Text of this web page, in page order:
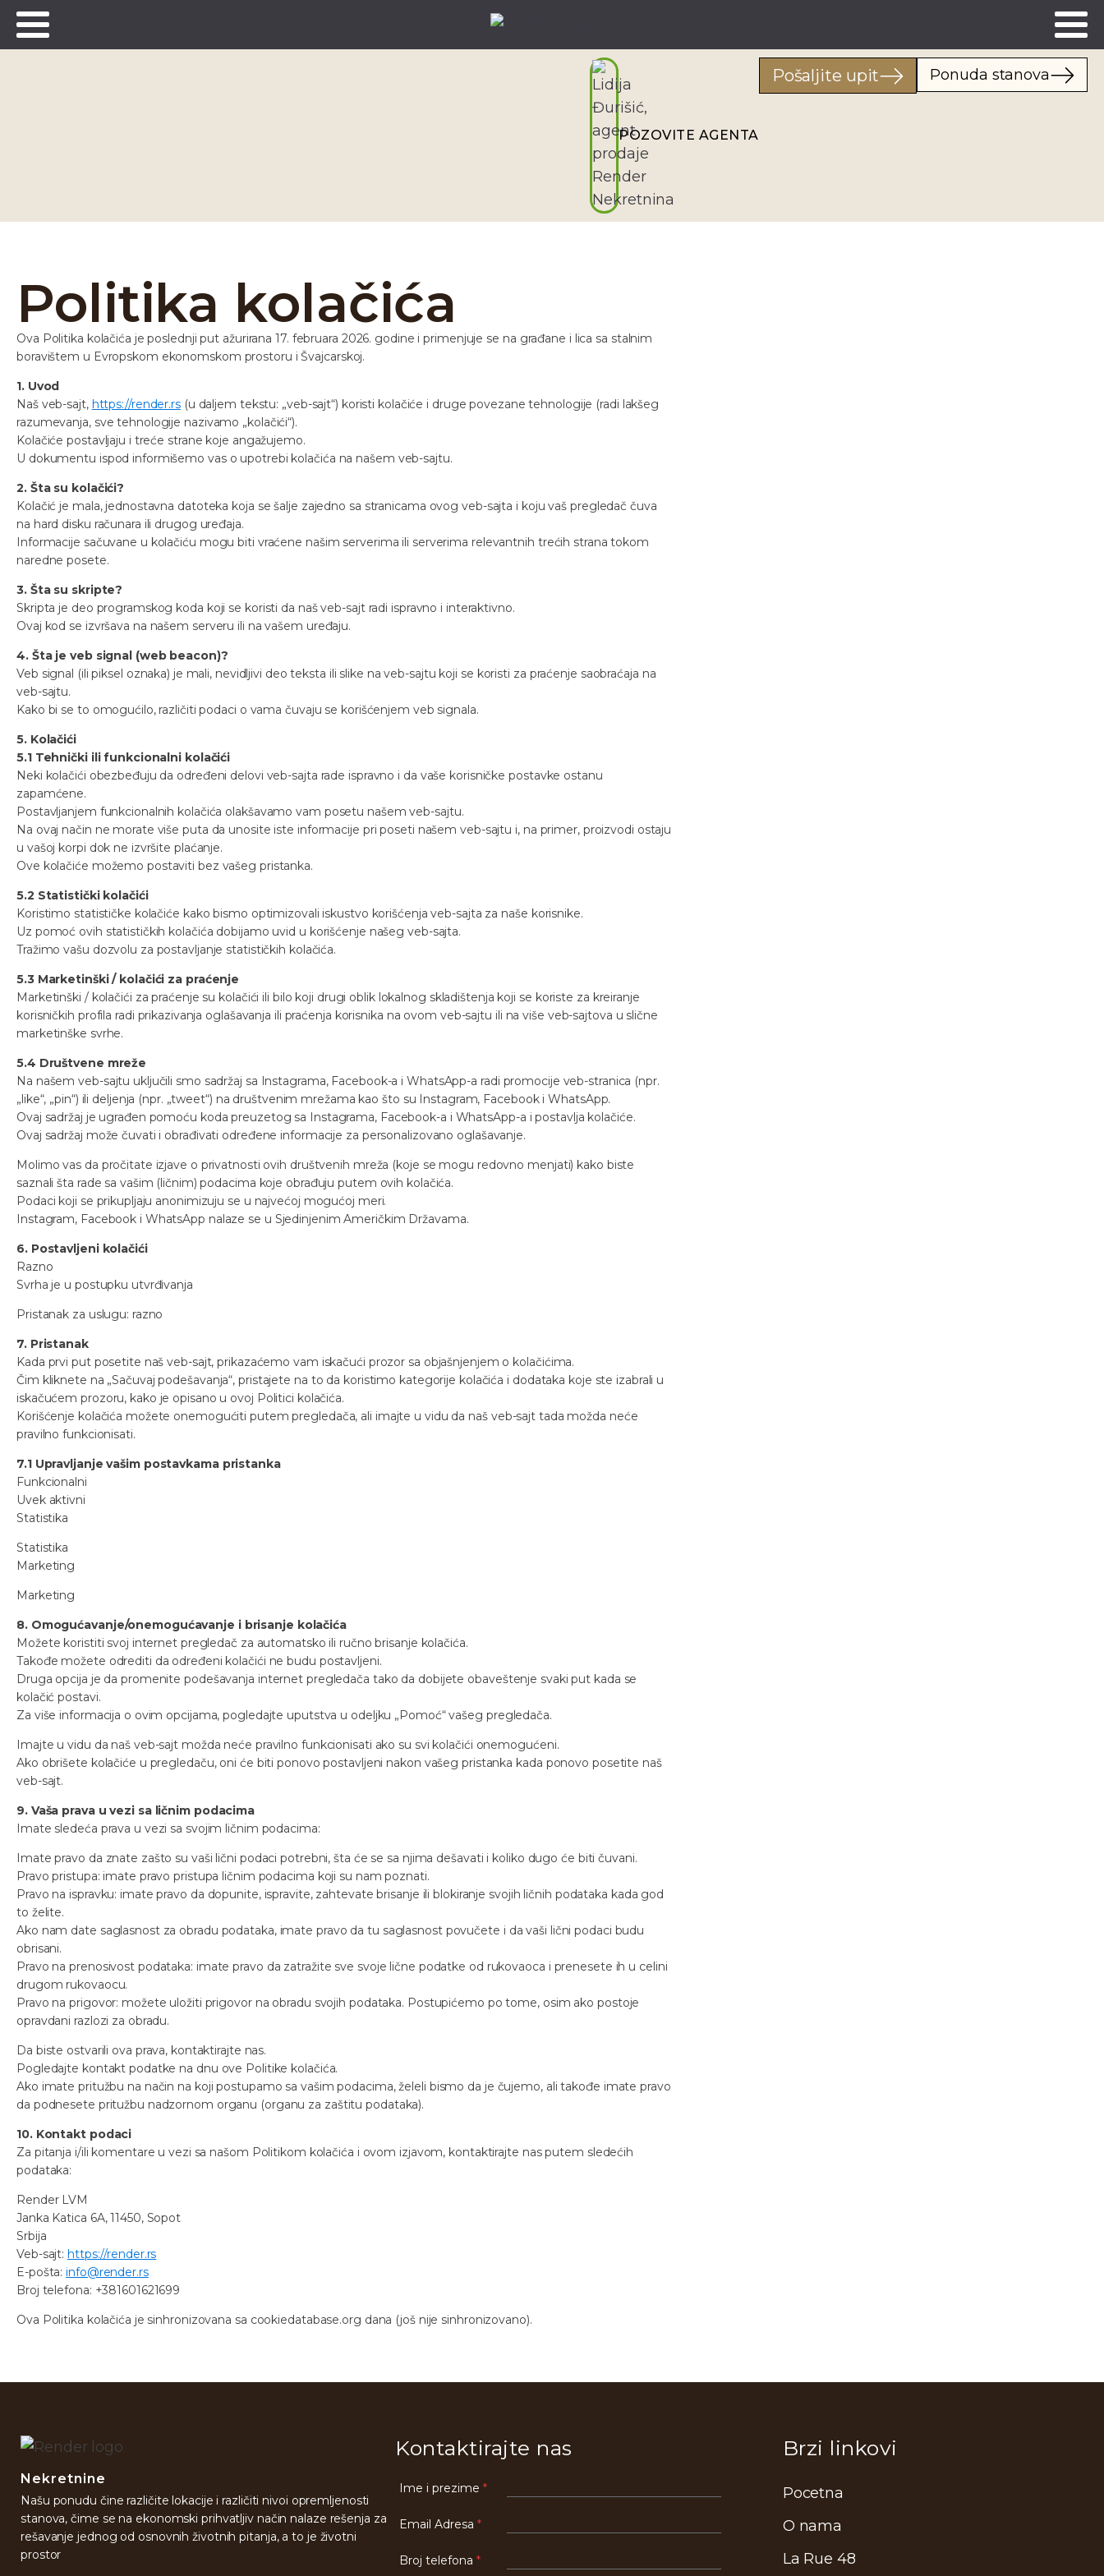
POZOVITE AGENTA
Pošaljite upit Ponuda stanova
Politika kolačića
Ova Politika kolačića je poslednji put ažurirana 17. februara 2026. godine i primenjuje se na građane i lica sa stalnim
boravištem u Evropskom ekonomskom prostoru i Švajcarskoj.
1. Uvod
Naš veb-sajt, https://render.rs(u daljem tekstu: „veb-sajt“) koristi kolačiće i druge povezane tehnologije (radi lakšeg
razumevanja, sve tehnologije nazivamo „kolačići“).
Kolačiće postavljaju i treće strane koje angažujemo.
U dokumentu ispod informišemo vas o upotrebi kolačića na našem veb-sajtu.
2. Šta su kolačići?
Kolačić je mala, jednostavna datoteka koja se šalje zajedno sa stranicama ovog veb-sajta i koju vaš pregledač čuva
na hard disku računara ili drugog uređaja.
Informacije sačuvane u kolačiću mogu biti vraćene našim serverima ili serverima relevantnih trećih strana tokom
naredne posete.
3. Šta su skripte?
Skripta je deo programskog koda koji se koristi da naš veb-sajt radi ispravno i interaktivno.
Ovaj kod se izvršava na našem serveru ili na vašem uređaju.
4. Šta je veb signal (web beacon)?
Veb signal (ili piksel oznaka) je mali, nevidljivi deo teksta ili slike na veb-sajtu koji se koristi za praćenje saobraćaja na
veb-sajtu.
Kako bi se to omogućilo, različiti podaci o vama čuvaju se korišćenjem veb signala.
5. Kolačići
5.1 Tehnički ili funkcionalni kolačići
Neki kolačići obezbeđuju da određeni delovi veb-sajta rade ispravno i da vaše korisničke postavke ostanu
zapamćene.
Postavljanjem funkcionalnih kolačića olakšavamo vam posetu našem veb-sajtu.
Na ovaj način ne morate više puta da unosite iste informacije pri poseti našem veb-sajtu i, na primer, proizvodi ostaju
u vašoj korpi dok ne izvršite plaćanje.
Ove kolačiće možemo postaviti bez vašeg pristanka.
5.2 Statistički kolačići
Koristimo statističke kolačiće kako bismo optimizovali iskustvo korišćenja veb-sajta za naše korisnike.
Uz pomoć ovih statističkih kolačića dobijamo uvid u korišćenje našeg veb-sajta.
Tražimo vašu dozvolu za postavljanje statističkih kolačića.
5.3 Marketinški / kolačići za praćenje
Marketinški / kolačići za praćenje su kolačići ili bilo koji drugi oblik lokalnog skladištenja koji se koriste za kreiranje
korisničkih profila radi prikazivanja oglašavanja ili praćenja korisnika na ovom veb-sajtu ili na više veb-sajtova u slične
marketinške svrhe.
5.4 Društvene mreže
Na našem veb-sajtu uključili smo sadržaj sa Instagrama, Facebook-a i WhatsApp-a radi promocije veb-stranica (npr.
„like“, „pin“) ili deljenja (npr. „tweet“) na društvenim mrežama kao što su Instagram, Facebook i WhatsApp.
Ovaj sadržaj je ugrađen pomoću koda preuzetog sa Instagrama, Facebook-a i WhatsApp-a i postavlja kolačiće.
Ovaj sadržaj može čuvati i obrađivati određene informacije za personalizovano oglašavanje.
Molimo vas da pročitate izjave o privatnosti ovih društvenih mreža (koje se mogu redovno menjati) kako biste
saznali šta rade sa vašim (ličnim) podacima koje obrađuju putem ovih kolačića.
Podaci koji se prikupljaju anonimizuju se u najvećoj mogućoj meri.
Instagram, Facebook i WhatsApp nalaze se u Sjedinjenim Američkim Državama.
6. Postavljeni kolačići
Razno
Svrha je u postupku utvrđivanja
Pristanak za uslugu: razno
7. Pristanak
Kada prvi put posetite naš veb-sajt, prikazaćemo vam iskačući prozor sa objašnjenjem o kolačićima.
Čim kliknete na „Sačuvaj podešavanja“, pristajete na to da koristimo kategorije kolačića i dodataka koje ste izabrali u
iskačućem prozoru, kako je opisano u ovoj Politici kolačića.
Korišćenje kolačića možete onemogućiti putem pregledača, ali imajte u vidu da naš veb-sajt tada možda neće
pravilno funkcionisati.
7.1 Upravljanje vašim postavkama pristanka
Funkcionalni
Uvek aktivni
Statistika
Statistika
Marketing
Marketing
8. Omogućavanje/onemogućavanje i brisanje kolačića
Možete koristiti svoj internet pregledač za automatsko ili ručno brisanje kolačića.
Takođe možete odrediti da određeni kolačići ne budu postavljeni.
Druga opcija je da promenite podešavanja internet pregledača tako da dobijete obaveštenje svaki put kada se
kolačić postavi.
Za više informacija o ovim opcijama, pogledajte uputstva u odeljku „Pomoć“ vašeg pregledača.
Imajte u vidu da naš veb-sajt možda neće pravilno funkcionisati ako su svi kolačići onemogućeni.
Ako obrišete kolačiće u pregledaču, oni će biti ponovo postavljeni nakon vašeg pristanka kada ponovo posetite naš
veb-sajt.
9. Vaša prava u vezi sa ličnim podacima
Imate sledeća prava u vezi sa svojim ličnim podacima:
Imate pravo da znate zašto su vaši lični podaci potrebni, šta će se sa njima dešavati i koliko dugo će biti čuvani.
Pravo pristupa: imate pravo pristupa ličnim podacima koji su nam poznati.
Pravo na ispravku: imate pravo da dopunite, ispravite, zahtevate brisanje ili blokiranje svojih ličnih podataka kada god
to želite.
Ako nam date saglasnost za obradu podataka, imate pravo da tu saglasnost povučete i da vaši lični podaci budu
obrisani.
Pravo na prenosivost podataka: imate pravo da zatražite sve svoje lične podatke od rukovaoca i prenesete ih u celini
drugom rukovaocu.
Pravo na prigovor: možete uložiti prigovor na obradu svojih podataka. Postupićemo po tome, osim ako postoje
opravdani razlozi za obradu.
Da biste ostvarili ova prava, kontaktirajte nas.
Pogledajte kontakt podatke na dnu ove Politike kolačića.
Ako imate pritužbu na način na koji postupamo sa vašim podacima, želeli bismo da je čujemo, ali takođe imate pravo
da podnesete pritužbu nadzornom organu (organu za zaštitu podataka).
10. Kontakt podaci
Za pitanja i/ili komentare u vezi sa našom Politikom kolačića i ovom izjavom, kontaktirajte nas putem sledećih
podataka:
Render LVM
Janka Katica 6A, 11450, Sopot
Srbija
Veb-sajt:https://render.rs
E-pošta:info@render.rs
Broj telefona: +381601621699
Ova Politika kolačića je sinhronizovana sa cookiedatabase.org dana (još nije sinhronizovano).
Nekretnine
Našu ponudu čine različite lokacije i različiti nivoi opremljenosti
stanova, čime se na ekonomski prihvatljiv način nalaze rešenja za
rešavanje jednog od osnovnih životnih pitanja, a to je životni
prostor
Kontaktirajte nas
B
h
Ime i prezime*
Email Adresa*
Broj telefona*
Brzi linkovi
Pocetna
O nama
La Rue 48